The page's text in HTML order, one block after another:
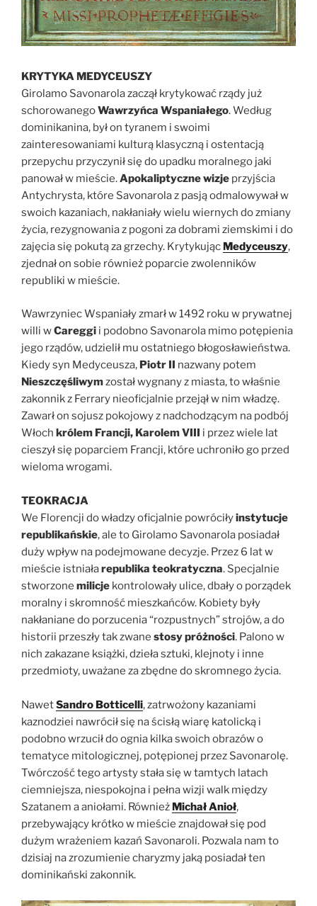
KRYTYKA MEDYCEUSZY
Girolamo Savonarola zaczął krytykować rządy już
schorowanegoWawrzyńca Wspaniałego. Według
dominikanina, był on tyranem i swoimi
zainteresowaniami kulturą klasyczną i ostentacją
przepychu przyczynił się do upadku moralnego jaki
panował w mieście.Apokaliptyczne wizje przyjścia
Antychrysta, które Savonarola z pasją odmalowywał w
swoich kazaniach, nakłaniały wielu wiernych do zmiany
życia, rezygnowania z pogoni za dobrami ziemskimi i do
zajęcia się pokutą za grzechy. Krytykując Medyceuszy,
zjednał on sobie również poparcie zwolenników
republiki w mieście.
Wawrzyniec Wspaniały zmarł w 1492 roku w prywatnej
willi wCareggi i podobno Savonarola mimo potępienia
jego rządów, udzielił mu ostatniego błogosławieństwa.
Kiedy syn Medyceusza, Piotr II nazwany potem
Nieszczęśliwymzostał wygnany z miasta, to właśnie
zakonnik z Ferrary nieoficjalnie przejął w nim władzę.
Zawarł on sojusz pokojowy z nadchodzącym na podbój
Włoch królem Francji, Karolem VIII i przez wiele lat
cieszył się poparciem Francji, które uchroniło go przed
wieloma wrogami.
TEOKRACJA
We Florencji do władzy oficjalnie powróciłyinstytucje
republikańskie, ale to Girolamo Savonarola posiadał
duży wpływ na podejmowane decyzje. Przez 6 lat w
mieście istniałarepublika teokratyczna. Specjalnie
stworzone milicje kontrolowały ulice, dbały o porządek
moralny i skromność mieszkańców. Kobiety były
nakłaniane do porzucenia “rozpustnych” strojów, a do
historii przeszły tak zwane stosy próżności. Palono w
nich zakazane książki, dzieła sztuki, klejnoty i inne
przedmioty, uważane za zbędne do skromnego życia.
NawetSandro Botticelli, zatrwożony kazaniami
kaznodziei nawrócił się na ścisłą wiarę katolicką i
podobno wrzucił do ognia kilka swoich obrazów o
tematyce mitologicznej, potępionej przez Savonarolę.
Twórczość tego artysty stała się w tamtych latach
ciemniejsza, niespokojna i pełna wizji walk między
Szatanem a aniołami. Również Michał Anioł,
przebywający krótko w mieście znajdował się pod
dużym wrażeniem kazań Savonaroli. Pozwala nam to
dzisiaj na zrozumienie charyzmy jaką posiadał ten
dominikański zakonnik.